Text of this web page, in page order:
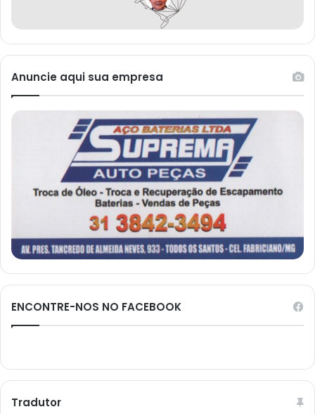
Anuncie aqui sua empresa
ENCONTRE-NOS NO FACEBOOK
Tradutor